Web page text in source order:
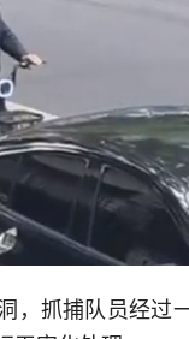
，抓捕队员经过